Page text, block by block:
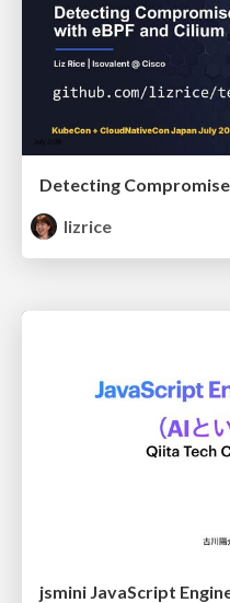
lizrice
jsmini JavaScript